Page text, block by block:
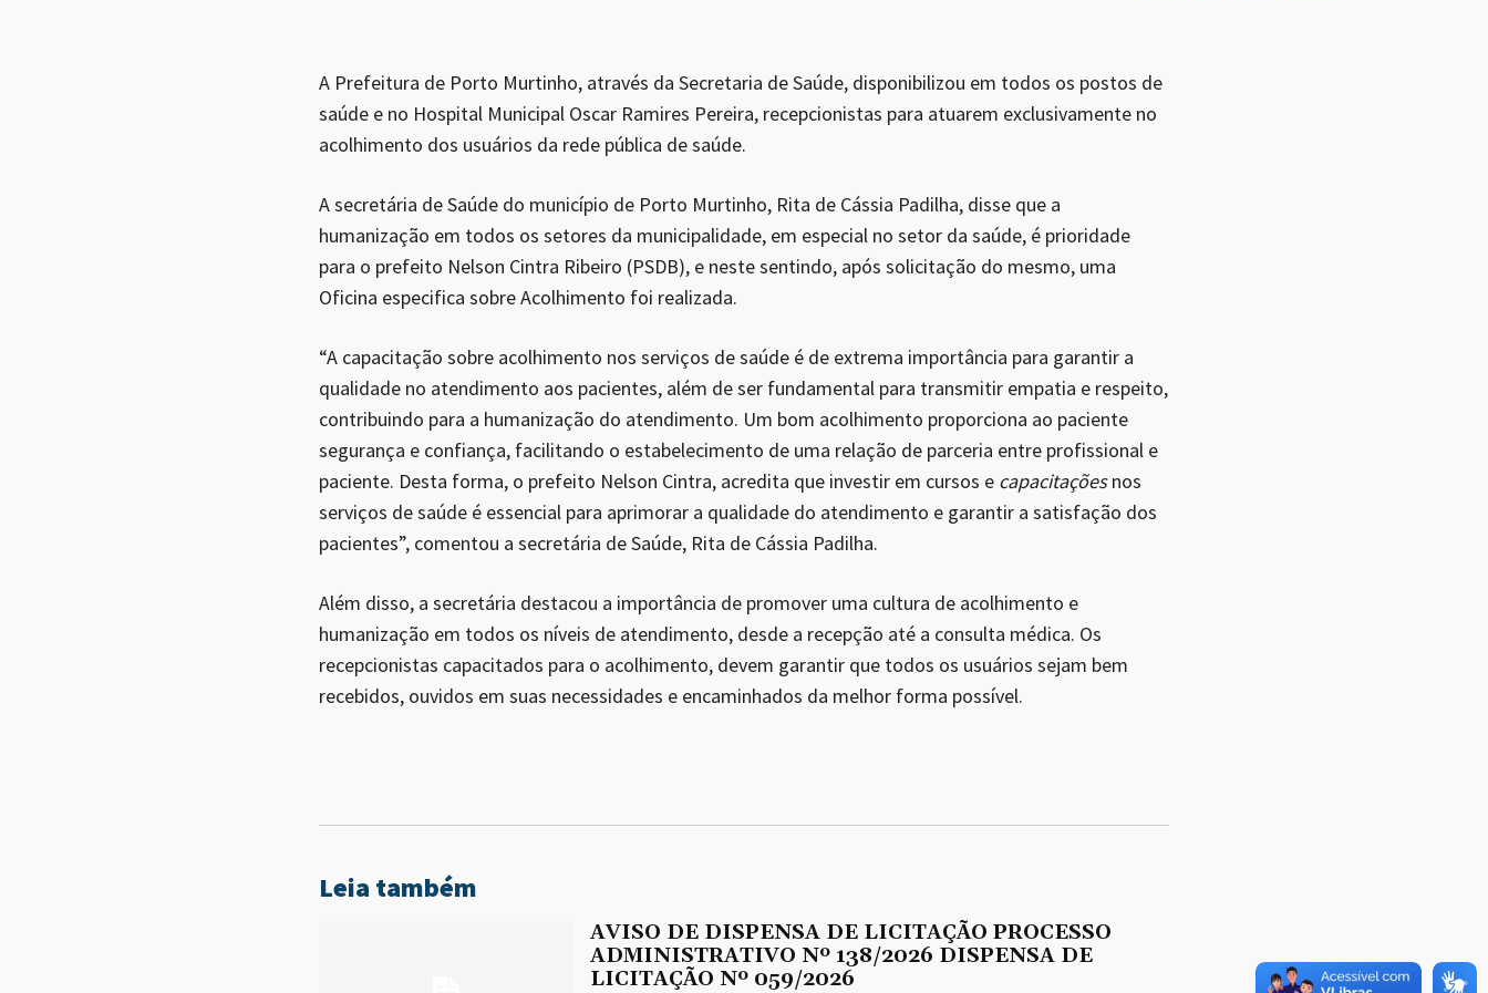
A Prefeitura de Porto Murtinho, através da Secretaria de Saúde, disponibilizou em todos os postos de
saúde e no Hospital Municipal Oscar Ramires Pereira, recepcionistas para atuarem exclusivamente no
acolhimento dos usuários da rede pública de saúde.
A secretária de Saúde do município de Porto Murtinho, Rita de Cássia Padilha, disse que a
humanização em todos os setores da municipalidade, em especial no setor da saúde, é prioridade
para o prefeito Nelson Cintra Ribeiro (PSDB), e neste sentindo, após solicitação do mesmo, uma
Oficina especifica sobre Acolhimento foi realizada.
“A capacitação sobre acolhimento nos serviços de saúde é de extrema importância para garantir a
qualidade no atendimento aos pacientes, além de ser fundamental para transmitir empatia e respeito,
contribuindo para a humanização do atendimento. Um bom acolhimento proporciona ao paciente
segurança e confiança, facilitando o estabelecimento de uma relação de parceria entre profissional e
paciente. Desta forma, o prefeito Nelson Cintra, acredita que investir em cursos e capacitaçõesnos
serviços de saúde é essencial para aprimorar a qualidade do atendimento e garantir a satisfação dos
pacientes”, comentou a secretária de Saúde, Rita de Cássia Padilha.
Além disso, a secretária destacou a importância de promover uma cultura de acolhimento e
humanização em todos os níveis de atendimento, desde a recepção até a consulta médica. Os
recepcionistas capacitados para o acolhimento, devem garantir que todos os usuários sejam bem
recebidos, ouvidos em suas necessidades e encaminhados da melhor forma possível.
Leia também
AVISO DE DISPENSA DE LICITAÇÃO PROCESSO
ADMINISTRATIVO Nº 138/2026 DISPENSA DE
LICITAÇÃO Nº 059/2026